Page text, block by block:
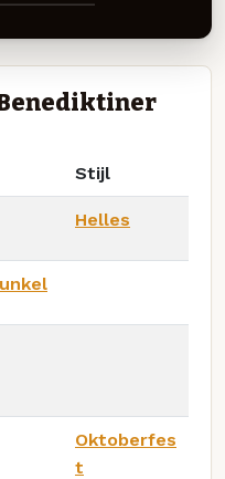
Stijl
Helles
Oktoberfes
t